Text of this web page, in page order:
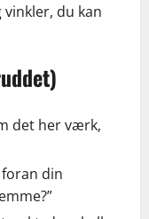
du kan
det her værk,
din